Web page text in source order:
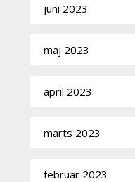
juni 2023
maj 2023
april 2023
marts 2023
februar 2023